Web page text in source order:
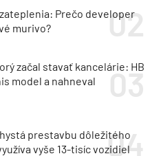
Prečo developer
murivo?
začal stavať kancelárie: HB
model a nahneval
prestavbu dôležitého
vyše 13-tisíc vozidiel